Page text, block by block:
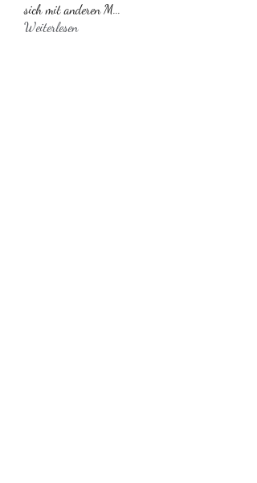
sich mit anderen M
Weiterlesen